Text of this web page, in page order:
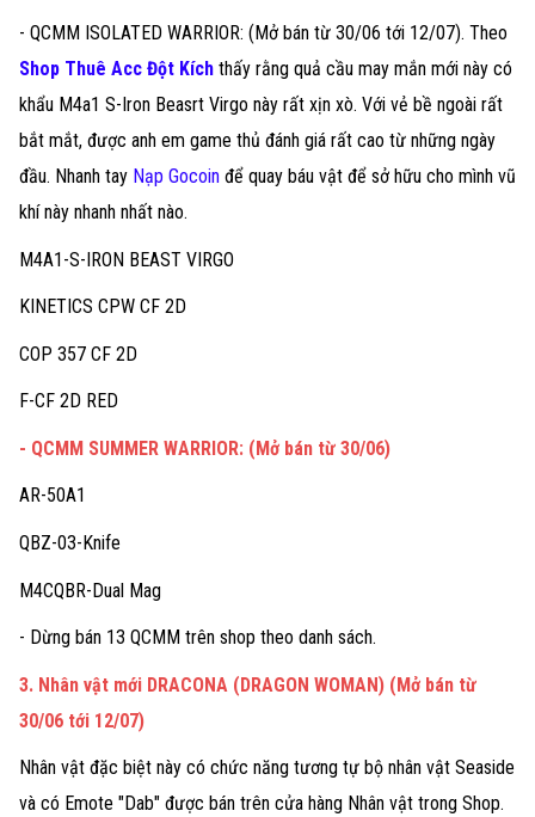
- QCMM ISOLATED WARRIOR: (Mở bán từ 30/06 tới 12/07). Theo
Shop Thuê Acc Đột Kích thấy rằng quả cầu may mắn mới này có
khẩu M4a1 S-Iron Beasrt Virgo này rất xịn xò. Với vẻ bề ngoài rất
bắt mắt, được anh em game thủ đánh giá rất cao từ những ngày
đầu. Nhanh tay Nạp Gocoin để quay báu vật để sở hữu cho mình vũ
khí này nhanh nhất nào.
M4A1-S-IRON BEAST VIRGO
KINETICS CPW CF 2D
COP 357 CF 2D
F-CF 2D RED
- QCMM SUMMER WARRIOR: (Mở bán từ 30/06)
AR-50A1
QBZ-03-Knife
M4CQBR-Dual Mag
- Dừng bán 13 QCMM trên shop theo danh sách.
3. Nhân vật mới DRACONA (DRAGON WOMAN) (Mở bán từ
30/06 tới 12/07)
Nhân vật đặc biệt này có chức năng tương tự bộ nhân vật Seaside
và có Emote "Dab" được bán trên cửa hàng Nhân vật trong Shop.